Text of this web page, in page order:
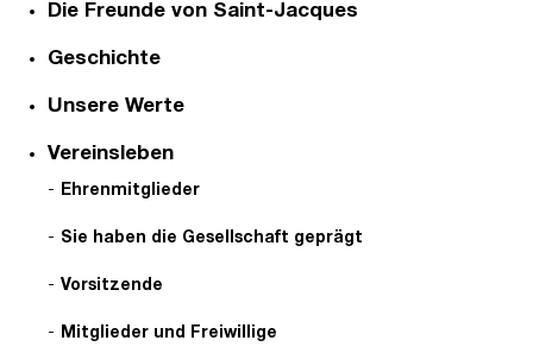
Die Freunde von Saint-Jacques
Geschichte
Unsere Werte
Vereinsleben
Ehrenmitglieder
Sie haben die Gesellschaft geprägt
Vorsitzende
Mitglieder und Freiwillige